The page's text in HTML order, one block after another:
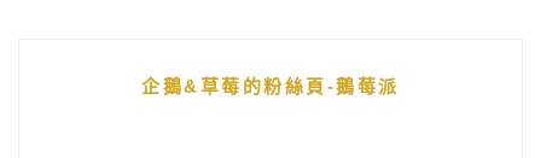
企鵝&草莓的粉絲頁-鵝莓派